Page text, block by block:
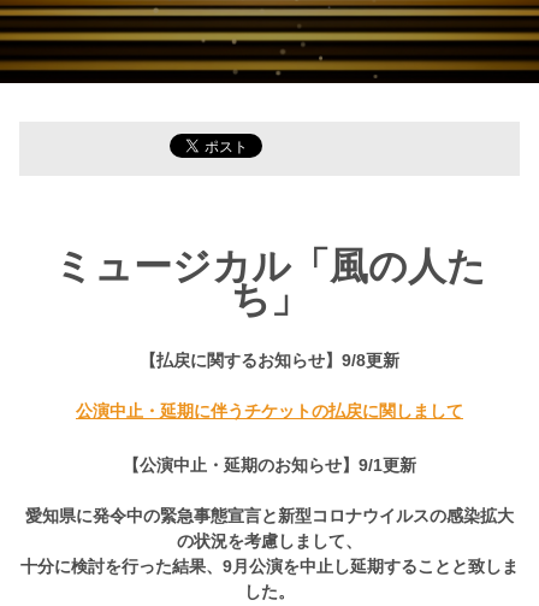
ミュージカル「風の人た
ち」
【払戻に関するお知らせ】9/8更新
公演中止・延期に伴うチケットの払戻に関しまして
【公演中止・延期のお知らせ】9/1更新
愛知県に発令中の緊急事態宣言と新型コロナウイルスの感染拡大
の状況を考慮しまして、
十分に検討を行った結果、9月公演を中止し延期することと致しま
した。